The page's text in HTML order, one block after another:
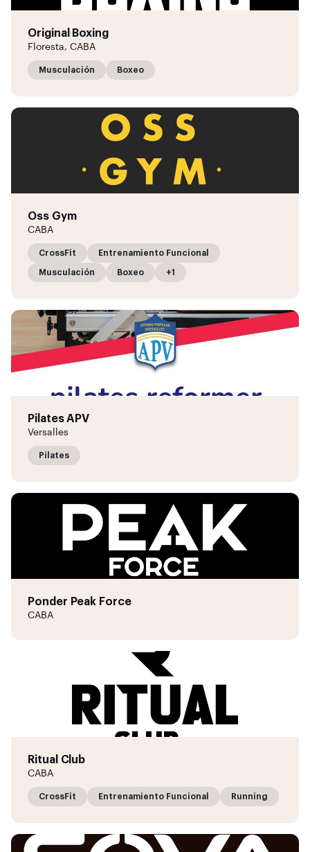
Original Boxing
Floresta, CABA
Musculación Boxeo
Oss Gym
CABA
CrossFit Entrenamiento Funcional
Musculación Boxeo +1
Pilates APV
Versalles
Pilates
Ponder Peak Force
CABA
Ritual Club
CABA
CrossFit Entrenamiento Funcional Running